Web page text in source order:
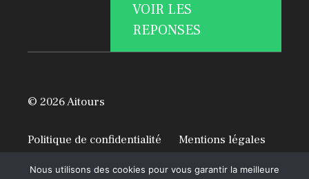
VOIR LES
REPONSES
© 2026 Aitours
Politique de confidentialité
Mentions légales
Nous utilisons des cookies pour vous garantir la meilleure